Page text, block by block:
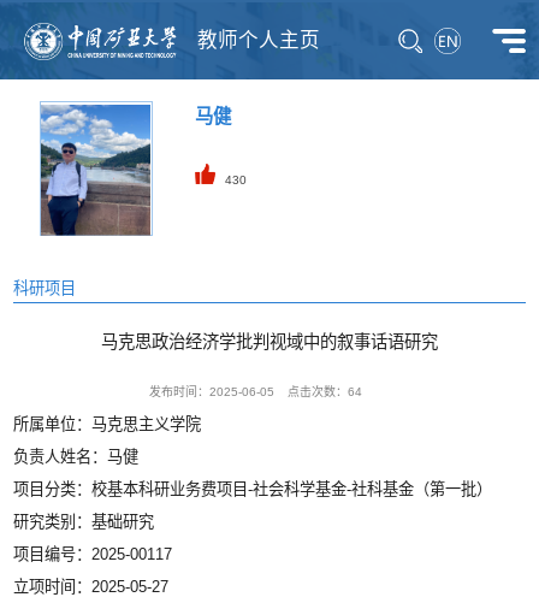
教师个人主页
马健
430
科研项目
马克思政治经济学批判视域中的叙事话语研究
发布时间：2025-06-05 点击次数：64
所属单位：马克思主义学院
负责人姓名：马健
项目分类：校基本科研业务费项目-社会科学基金-社科基金（第一批）
研究类别：基础研究
项目编号：2025-00117
立项时间：2025-05-27